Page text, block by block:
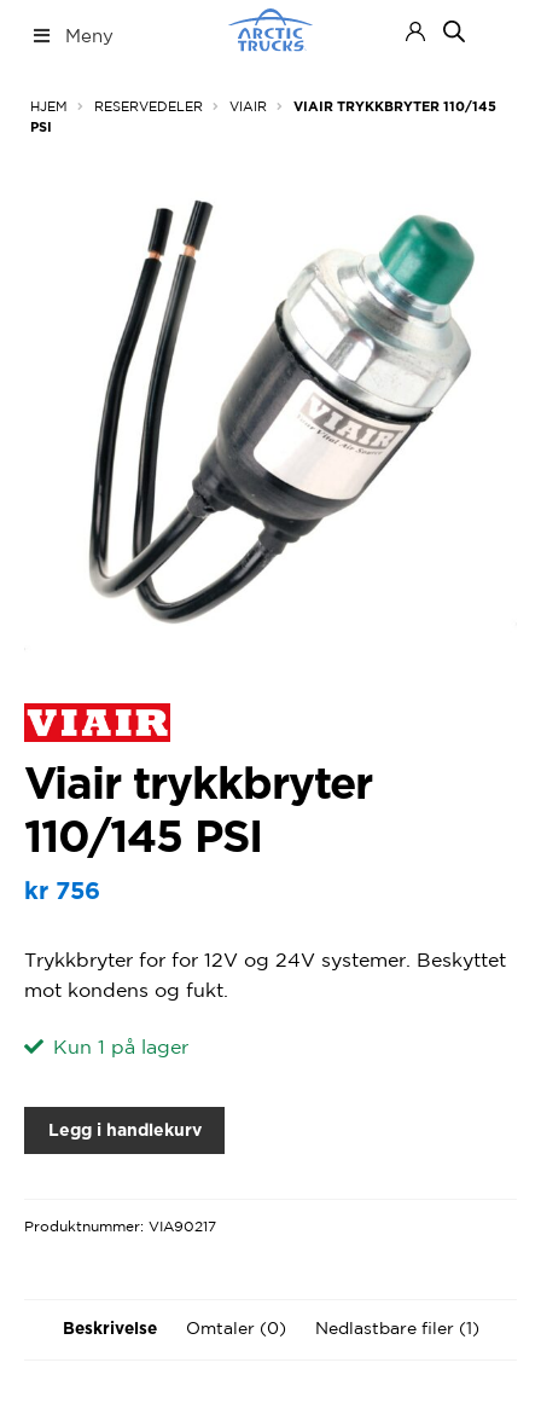
til
til
Meny
ut
HJEM RESERVEDELER VIAIR
VIAIR TRYKKBRYTER 110/145
PSI
Viair trykkbryter
110/145 PSI
kr756
Trykkbryter for for 12V og 24V systemer. Beskyttet
mot kondens og fukt.
Kun 1 på lager
Legg i handlekurv
Produktnummer: VIA90217
Beskrivelse Omtaler (0) Nedlastbare filer (1)